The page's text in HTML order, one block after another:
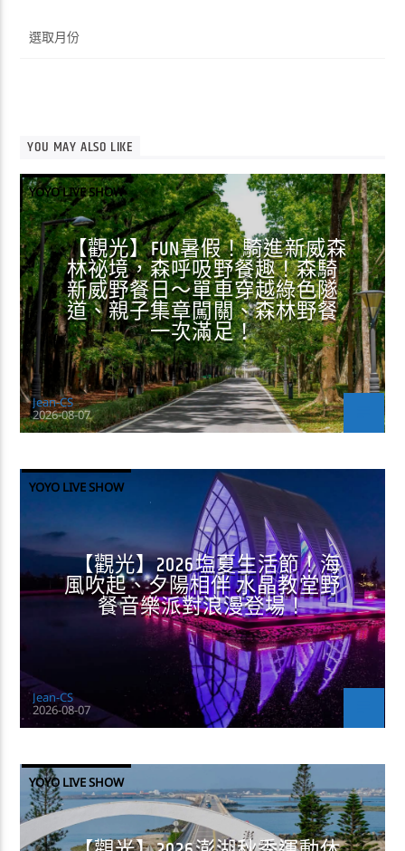
整
YOU MAY ALSO LIKE
YOYO LIVE SHOW
【觀光】FUN暑假！騎進新威森
林祕境，森呼吸野餐趣！森騎
新威野餐日～單車穿越綠色隧
道、親子集章闖關、森林野餐
一次滿足！
Jean-CS
2026-08-07
YOYO LIVE SHOW
【觀光】2026塩夏生活節！海
風吹起、夕陽相伴 水晶教堂野
餐音樂派對浪漫登場！
Jean-CS
2026-08-07
YOYO LIVE SHOW